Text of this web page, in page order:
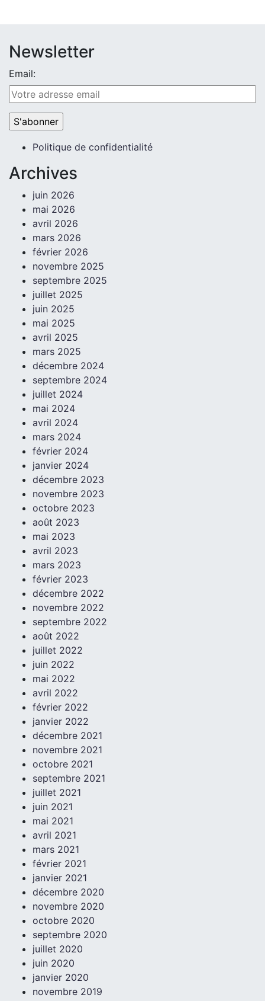
Newsletter
Email:
Politique de confidentialité
Archives
juin 2026
mai 2026
avril 2026
mars 2026
février 2026
novembre 2025
septembre 2025
juillet 2025
juin 2025
mai 2025
avril 2025
mars 2025
décembre 2024
septembre 2024
juillet 2024
mai 2024
avril 2024
mars 2024
février 2024
janvier 2024
décembre 2023
novembre 2023
octobre 2023
août 2023
mai 2023
avril 2023
mars 2023
février 2023
décembre 2022
novembre 2022
septembre 2022
août 2022
juillet 2022
juin 2022
mai 2022
avril 2022
février 2022
janvier 2022
décembre 2021
novembre 2021
octobre 2021
septembre 2021
juillet 2021
juin 2021
mai 2021
avril 2021
mars 2021
février 2021
janvier 2021
décembre 2020
novembre 2020
octobre 2020
septembre 2020
juillet 2020
juin 2020
janvier 2020
novembre 2019